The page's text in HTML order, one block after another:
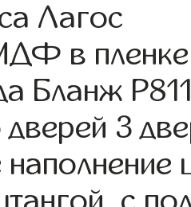
Лагос
в
Бланж
дверей 3